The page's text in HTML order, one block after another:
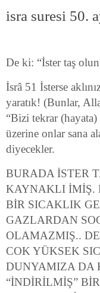
isra suresi 50.
De ki: “İster taş
İsrâ 51 İsterse
yaratık! (Bunlar,
“Bizi tekrar
üzerine onlar sana
diyecekler.
BURADA İSTER
KAYNAKLI İMİŞ.
BİR SICAKLIK
GAZLARDAN
OLAMAZMIŞ..
COK YÜKSEK
DUNYAMIZA DA
“İNDİRİLMİŞ”